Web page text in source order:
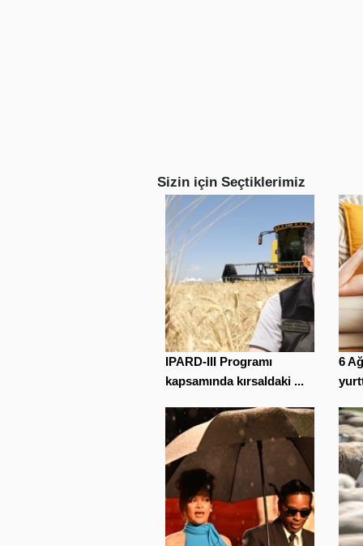
Sizin için Seçtiklerimiz
IPARD-III Programı
kapsamında kırsaldaki ...
6